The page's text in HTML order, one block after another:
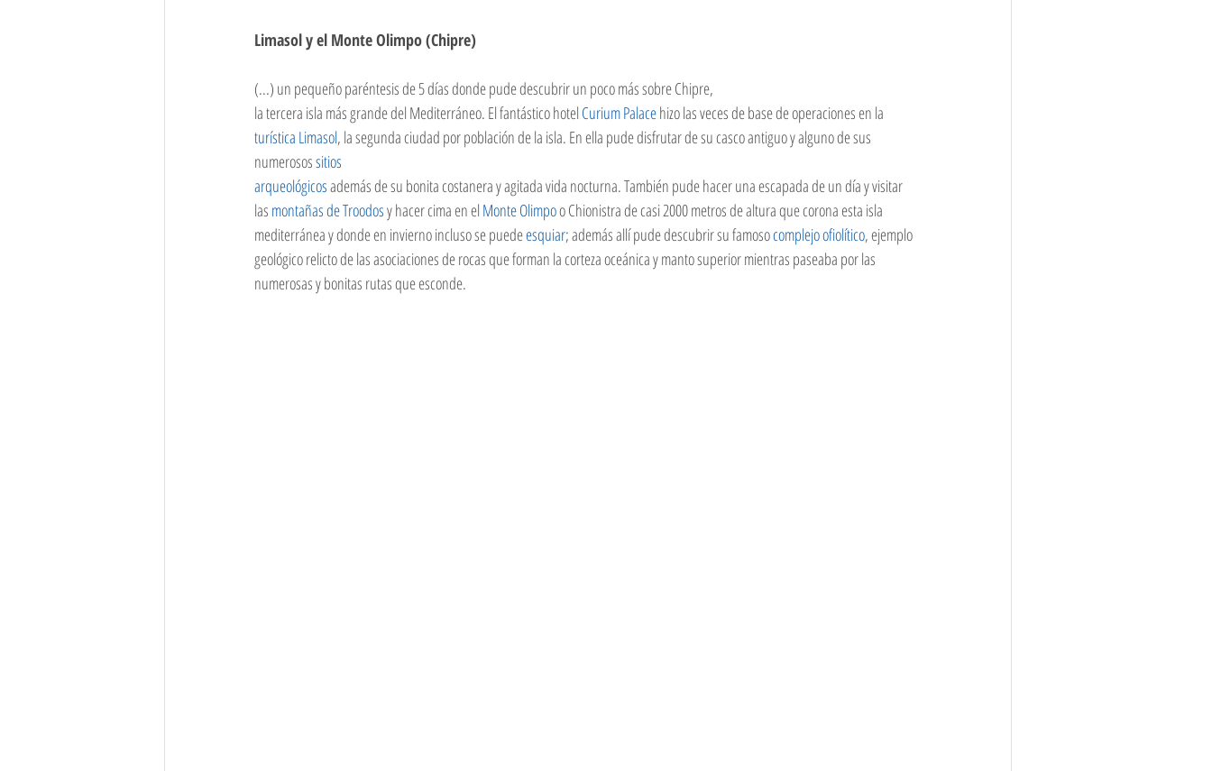
Limasol y el Monte Olimpo (Chipre)
(...) un pequeño paréntesis de 5 días donde pude descubrir un poco más sobre Chipre,
la tercera isla más grande del Mediterráneo. El fantástico hotel Curium Palace hizo las veces de base de operaciones en la
turística Limasol, la segunda ciudad por población de la isla. En ella pude disfrutar de su casco antiguo y alguno de sus
numerosos sitios
arqueológicos además de su bonita costanera y agitada vida nocturna. También pude hacer una escapada de un día y visitar
las montañas de Troodos y hacer cima en el Monte Olimpo o Chionistra de casi 2000 metros de altura que corona esta isla
mediterránea y donde en invierno incluso se puede esquiar; además allí pude descubrir su famoso complejo ofiolítico, ejemplo
geológico relicto de las asociaciones de rocas que forman la corteza oceánica y manto superior mientras paseaba por las
numerosas y bonitas rutas que esconde.